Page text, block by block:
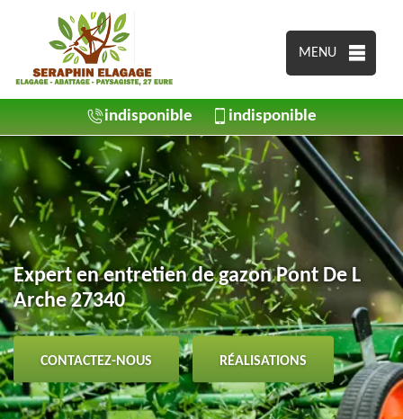
MENU
indisponible indisponible
Expert en entretien de gazon Pont De L
Arche 27340
CONTACTEZ-NOUS RÉALISATIONS